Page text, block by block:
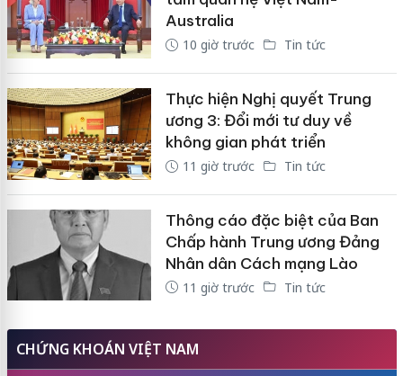
Australia
10 giờ trước Tin tức
Thực hiện Nghị quyết Trung
ương 3: Đổi mới tư duy về
không gian phát triển
11 giờ trước Tin tức
Thông cáo đặc biệt của Ban
Chấp hành Trung ương Đảng
Nhân dân Cách mạng Lào
11 giờ trước Tin tức
CHỨNG KHOÁN VIỆT NAM